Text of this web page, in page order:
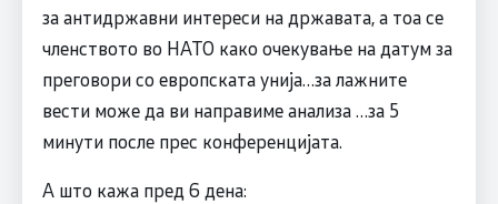
за антидржавни интереси на државата, а тоа се
членството во НАТО како очекување на датум за
преговори со европската унија…за лажните
вести може да ви направиме анализа …за 5
минути после прес конференцијата.
А што кажа пред 6 дена: